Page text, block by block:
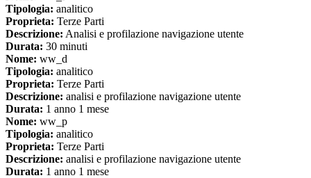
Tipologia: analitico
Proprieta: Terze Parti
Descrizione: Analisi e profilazione navigazione utente
Durata: 30 minuti
Nome: ww_d
Tipologia: analitico
Proprieta: Terze Parti
Descrizione: analisi e profilazione navigazione utente
Durata: 1 anno 1 mese
Nome: ww_p
Tipologia: analitico
Proprieta: Terze Parti
Descrizione: analisi e profilazione navigazione utente
Durata: 1 anno 1 mese